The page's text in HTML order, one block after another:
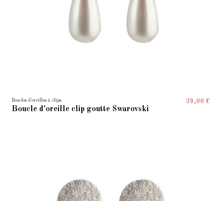
Boucles d'oreilles à clips
Boucle d'oreille clip goutte Swarovski
39,00 €